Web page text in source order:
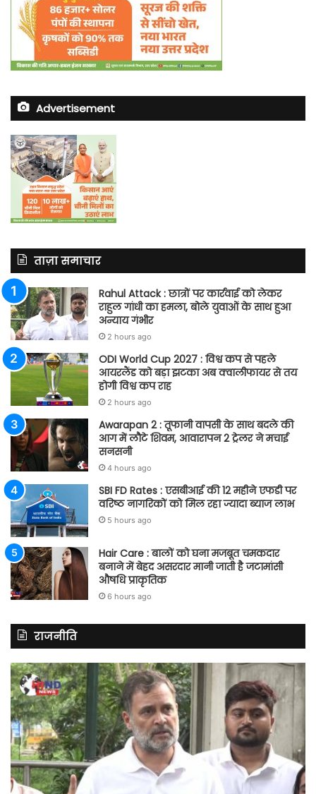
Advertisement
ताज़ा समाचार
Rahul Attack : छात्रों पर कार्रवाई को लेकर
राहुल गांधी का हमला, बोले युवाओं के साथ हुआ
अन्याय गंभीर
2 hours ago
ODI World Cup 2027 : विश्व कप से पहले
आयरलैंड को बड़ा झटका अब क्वालीफायर से तय
होगी विश्व कप राह
2 hours ago
Awarapan 2 : तूफानी वापसी के साथ बदले की
आग में लौटे शिवम, आवारापन 2 ट्रेलर ने मचाई
सनसनी
4 hours ago
SBI FD Rates : एसबीआई की 12 महीने एफडी पर
वरिष्ठ नागरिकों को मिल रहा ज्यादा ब्याज लाभ
5 hours ago
Hair Care : बालों को घना मजबूत चमकदार
बनाने में बेहद असरदार मानी जाती है जटामांसी
औषधि प्राकृतिक
6 hours ago
राजनीति